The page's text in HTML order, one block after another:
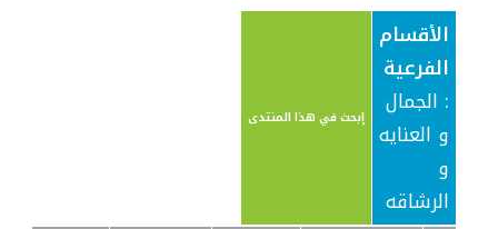
الأقسام
الفرعية
: الجمال
و العنايه
و
الرشاقه
إبحث في هذا المنتدى